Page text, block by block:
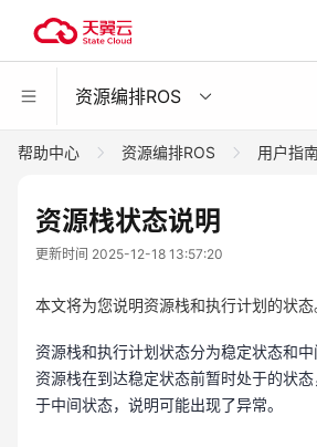
资源编排ROS
帮助中心 资源编排ROS 用户指
资源栈状态说明
更新时间 2025-12-18 13:57:20
本文将为您说明资源栈和执行计划的状态
资源栈和执行计划状态分为稳定状态和
资源栈在到达稳定状态前暂时处于的状
于中间状态，说明可能出现了异常。